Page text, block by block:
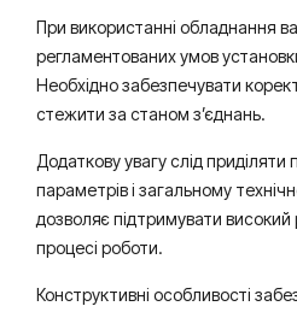
При використанні обладнання
регламентованих умов
Необхідно забезпечувати
стежити за станом з’єднань.
Додаткову увагу слід приділяти
параметрів і загальному
дозволяє підтримувати високий
процесі роботи.
Конструктивні особливості